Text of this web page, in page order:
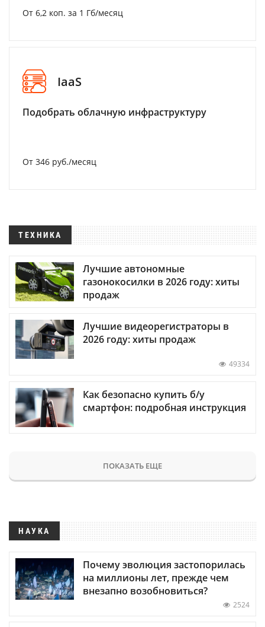
От 6,2 коп. за 1 Гб/месяц
IaaS
Подобрать облачную инфраструктуру
От 346 руб./месяц
ТЕХНИКА
Лучшие автономные
газонокосилки в 2026 году: хиты
продаж
Лучшие видеорегистраторы в
2026 году: хиты продаж
49334
Как безопасно купить б/у
смартфон: подробная инструкция
ПОКАЗАТЬ ЕЩЕ
НАУКА
Почему эволюция застопорилась
на миллионы лет, прежде чем
внезапно возобновиться?
2524